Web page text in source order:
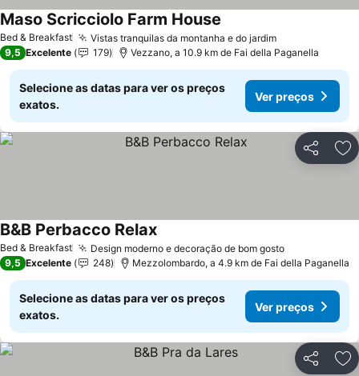
Bed & Breakfast Vistas tranquilas da montanha e do jardim
Maso Scricciolo Farm House
9,5 Excelente 179 Vezzano, a 10.9 km de Fai della Paganella
Selecione as datas para ver os preços
exatos.
Ver preços
Partilhar
Bed & Breakfast Design moderno e decoração de bom gosto
B&B Perbacco Relax
9,5 Excelente 248 Mezzolombardo, a 4.9 km de Fai della Paganella
Selecione as datas para ver os preços
exatos.
Ver preços
Partilhar